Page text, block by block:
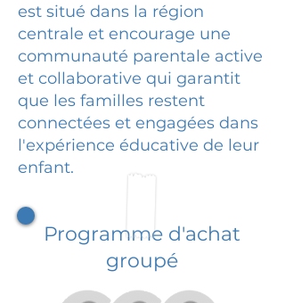
est situé dans la région
centrale et encourage une
communauté parentale active
et collaborative qui garantit
que les familles restent
connectées et engagées dans
l'expérience éducative de leur
enfant.
Programme d'achat
groupé